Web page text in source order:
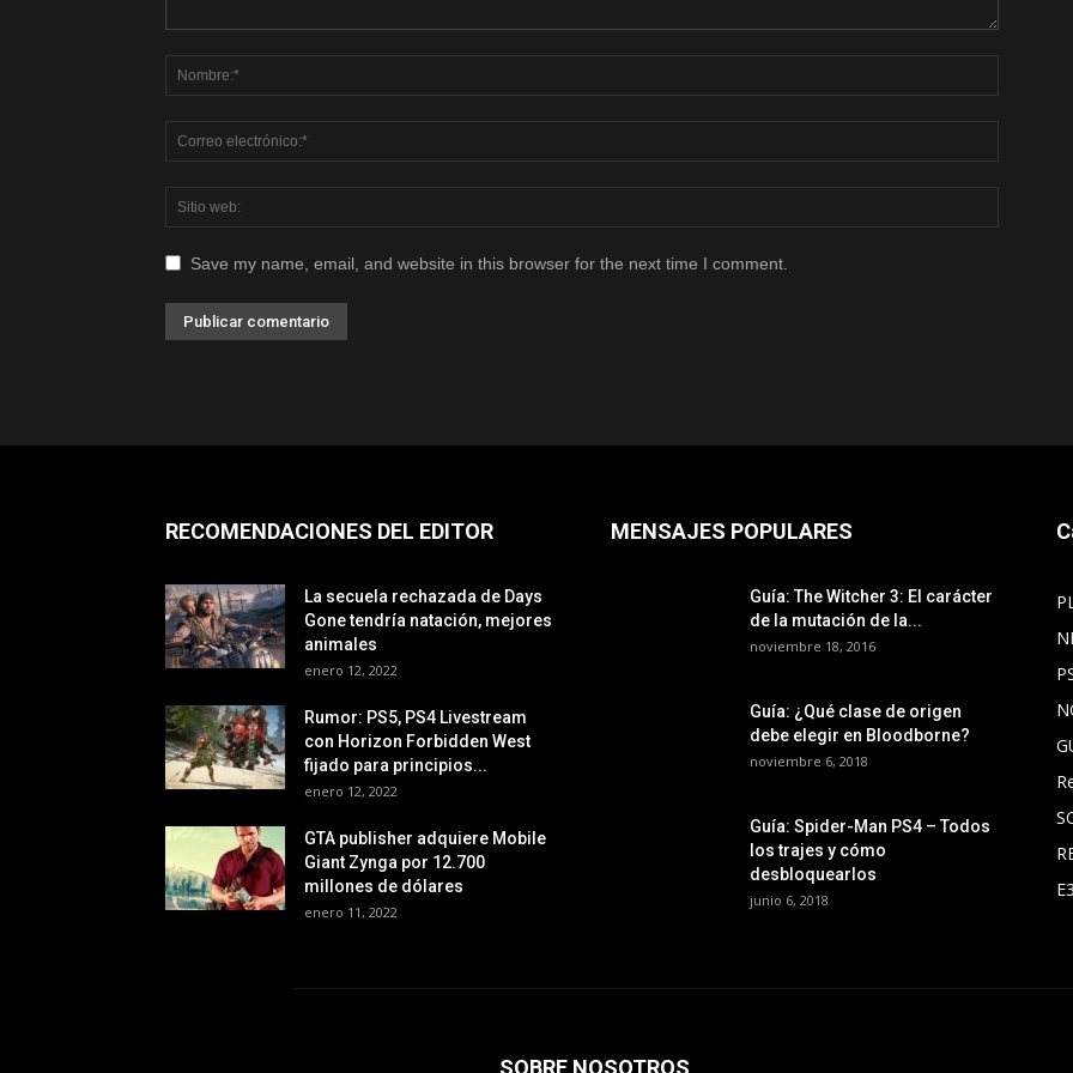
Save my name, email, and website in this browser for the next time I comment.
RECOMENDACIONES DEL EDITOR
La secuela rechazada de Days
Gone tendría natación, mejores
animales
enero 12, 2022
Rumor: PS5, PS4 Livestream
con Horizon Forbidden West
fijado para principios...
enero 12, 2022
GTA publisher adquiere Mobile
Giant Zynga por 12.700
millones de dólares
enero 11, 2022
MENSAJES POPULARES
Guía: The Witcher 3: El carácter
de la mutación de la...
noviembre 18, 2016
Guía: ¿Qué clase de origen
debe elegir en Bloodborne?
noviembre 6, 2018
Guía: Spider-Man PS4 – Todos
los trajes y cómo
desbloquearlos
junio 6, 2018
SOBRE NOSOTROS